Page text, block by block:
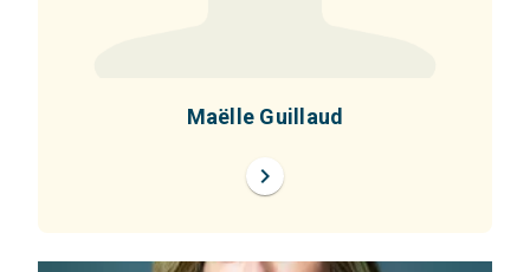
Maëlle Guillaud
chevron_right